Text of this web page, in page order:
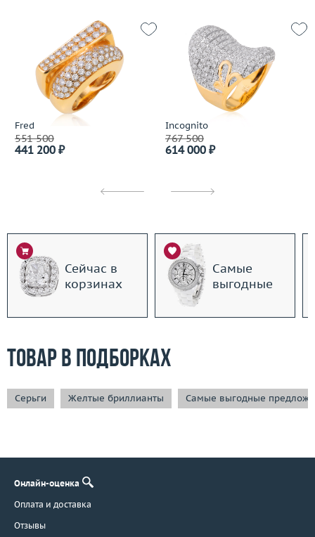
Fred
551 500
441 200 ₽
Incognito
767 500
614 000 ₽
Сейчас в
корзинах
Самые
выгодные
Товар в подборках
Серьги Желтые бриллианты Самые выгодные
Онлайн-оценка
Оплата и доставка
Отзывы